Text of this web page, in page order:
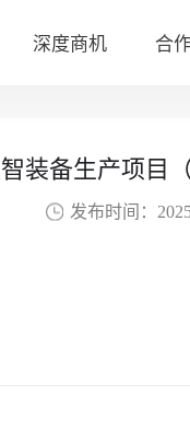
深度商机 合
装备生产项目
发布时间：